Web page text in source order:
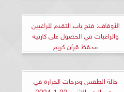
الأوقاف: فتح باب التقدم للراغبين
والراغبات في الحصول على كارنيه
محفظ قرآن كريم
حالة الطقس ودرجات الحرارة في